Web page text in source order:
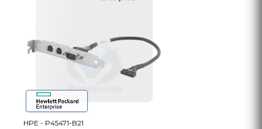
HPE - P45471-B21